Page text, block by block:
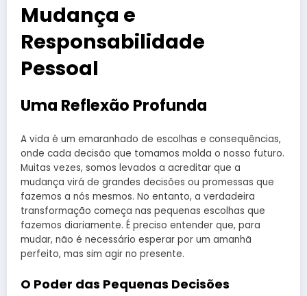
Mudança e
Responsabilidade
Pessoal
Uma Reflexão Profunda
A vida é um emaranhado de escolhas e consequências,
onde cada decisão que tomamos molda o nosso futuro.
Muitas vezes, somos levados a acreditar que a
mudança virá de grandes decisões ou promessas que
fazemos a nós mesmos. No entanto, a verdadeira
transformação começa nas pequenas escolhas que
fazemos diariamente. É preciso entender que, para
mudar, não é necessário esperar por um amanhã
perfeito, mas sim agir no presente.
O Poder das Pequenas Decisões